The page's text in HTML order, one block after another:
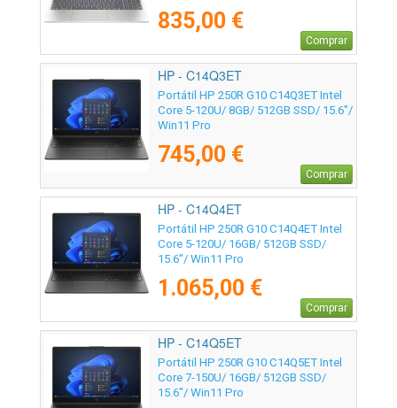
835,00 €
Comprar
HP - C14Q3ET
Portátil HP 250R G10 C14Q3ET Intel
Core 5-120U/ 8GB/ 512GB SSD/ 15.6"/
Win11 Pro
745,00 €
Comprar
HP - C14Q4ET
Portátil HP 250R G10 C14Q4ET Intel
Core 5-120U/ 16GB/ 512GB SSD/
15.6"/ Win11 Pro
1.065,00 €
Comprar
HP - C14Q5ET
Portátil HP 250R G10 C14Q5ET Intel
Core 7-150U/ 16GB/ 512GB SSD/
15.6"/ Win11 Pro